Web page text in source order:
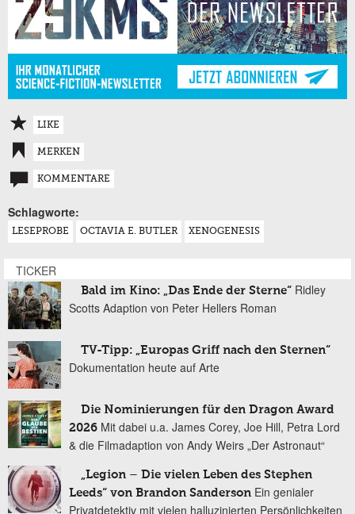
LIKE
MERKEN
KOMMENTARE
Schlagworte:
LESEPROBE OCTAVIA E. BUTLER XENOGENESIS
TICKER
Bald im Kino: „Das Ende der Sterne“ Ridley
Scotts Adaption von Peter Hellers Roman
TV-Tipp: „Europas Griff nach den Sternen“
Dokumentation heute auf Arte
Die Nominierungen für den Dragon Award
2026 Mit dabei u.a. James Corey, Joe Hill, Petra Lord
& die Filmadaption von Andy Weirs „Der Astronaut“
„Legion – Die vielen Leben des Stephen
Leeds“ von Brandon Sanderson Ein genialer
Privatdetektiv mit vielen halluzinierten Persönlichkeiten